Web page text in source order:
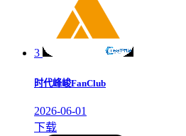
3
时代峰峻FanClub
2026-06-01
下载